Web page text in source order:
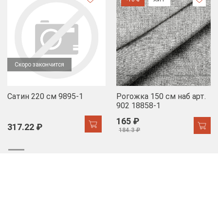
Скоро закончится
Сатин 220 см 9895-1
317.22 ₽
Рогожка 150 см наб арт.
902 18858-1
165 ₽
184.3 ₽